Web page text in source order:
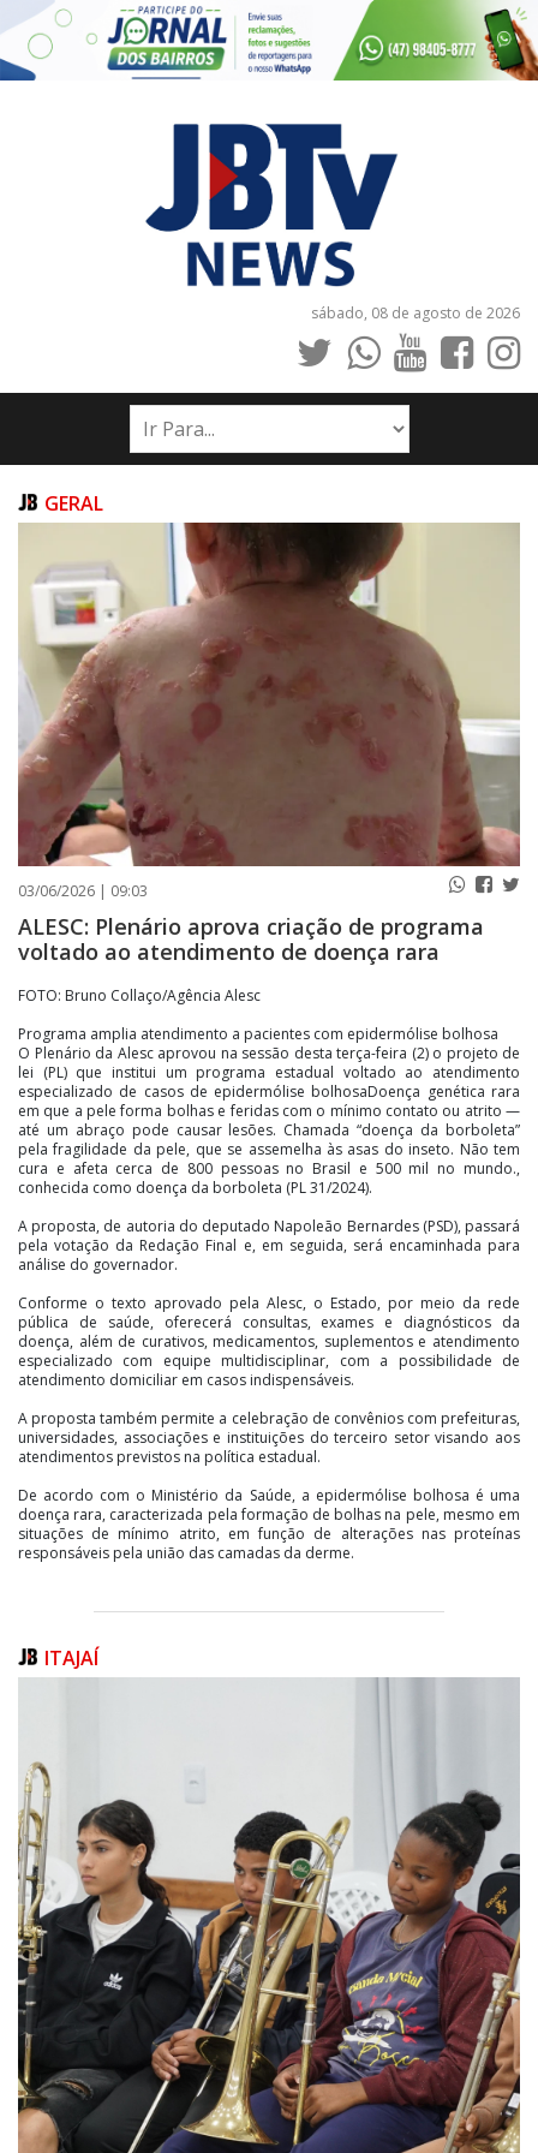
sábado, 08 de agosto de 2026
INÍCIO
NOTÍCIAS
PUBLICAÇÕES LEGAIS
CONTATO
GERAL
03/06/2026 | 09:03
ALESC: Plenário aprova criação de programa
voltado ao atendimento de doença rara
FOTO: Bruno Collaço/Agência Alesc
Programa amplia atendimento a pacientes com epidermólise bolhosa
O Plenário da Alesc aprovou na sessão desta terça-feira (2) o projeto de
lei (PL) que institui um programa estadual voltado ao atendimento
especializado de casos de epidermólise bolhosaDoença genética rara
em que a pele forma bolhas e feridas com o mínimo contato ou atrito —
até um abraço pode causar lesões. Chamada “doença da borboleta”
pela fragilidade da pele, que se assemelha às asas do inseto. Não tem
cura e afeta cerca de 800 pessoas no Brasil e 500 mil no mundo.,
conhecida como doença da borboleta (PL 31/2024).
A proposta, de autoria do deputado Napoleão Bernardes (PSD), passará
pela votação da Redação Final e, em seguida, será encaminhada para
análise do governador.
Conforme o texto aprovado pela Alesc, o Estado, por meio da rede
pública de saúde, oferecerá consultas, exames e diagnósticos da
doença, além de curativos, medicamentos, suplementos e atendimento
especializado com equipe multidisciplinar, com a possibilidade de
atendimento domiciliar em casos indispensáveis.
A proposta também permite a celebração de convênios com prefeituras,
universidades, associações e instituições do terceiro setor visando aos
atendimentos previstos na política estadual.
De acordo com o Ministério da Saúde, a epidermólise bolhosa é uma
doença rara, caracterizada pela formação de bolhas na pele, mesmo em
situações de mínimo atrito, em função de alterações nas proteínas
responsáveis pela união das camadas da derme.
O deputado Mário Motta (PSD) repercutiu na tribuna visita do diretor do
No mês passado, o parlamentar cobrou investimentos no aeroporto, em
investimentos na infraestrutura do terminal de passageiros e nas áreas
operacional e de segurança.
Há autorização da Secretaria Nacional de Aviação Civil para a
implantação de um sistema que auxilia os procedimentos de
aterrissagem. Conforme a empresa, o aeroporto também deve receber
voos cargueiros.
Detran
Napoleão Bernardes manifestou indignação e revolta com decisão do
Departamento Estadual de Trânsito (Detran-SC) de realizar testes
práticos para a emissão de CNH em Blumenau na Rua Coronel
Feddersen.
Segundo o deputado, a rua é residencial e não tem estrutura para
receber os alunos, o que tem incomodado os moradores.
O parlamentar também criticou o departamento por não regulamentar a
atuação dos instrutores autônomos, que podem substituir as
autoescolas nas aulas para emissão da habilitação.
ITAJAÍ